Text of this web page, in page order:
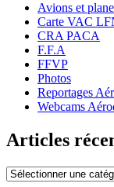
Avions et
Carte VAC
CRA PACA
F.F.A
FFVP
Photos
Reportages
Webcams
Articles
Articles